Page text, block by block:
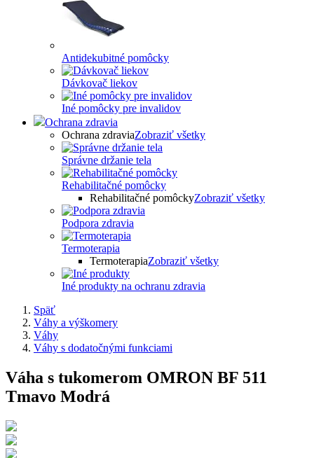
Antidekubitné pomôcky
Dávkovač liekov
Iné pomôcky pre invalidov
Ochrana zdravia
Ochrana zdraviaZobraziť všetky
Správne držanie tela
Rehabilitačné pomôcky
Rehabilitačné pomôckyZobraziť všetky
Podpora zdravia
Termoterapia
TermoterapiaZobraziť všetky
Iné produkty na ochranu zdravia
Späť
Váhy a výškomery
Váhy
Váhy s dodatočnými funkciami
Váha s tukomerom OMRON BF 511
Tmavo Modrá